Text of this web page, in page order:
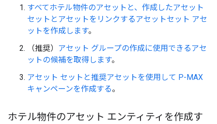
すべてホテル物件のアセットと、作成したアセット
セットとアセットをリンクするアセットセット アセ
ットを作成します。
（推奨） アセット グループの作成に使用できるアセ
ットの候補を取得します。
アセット セットと推奨アセットを使用して P-MAX
キャンペーンを作成する。
ホテル物件のアセット エンティティを作成す